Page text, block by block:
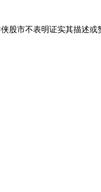
股市不表明证实其描述